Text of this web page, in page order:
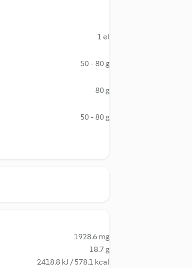
1 el
50 - 80 g
80 g
50 - 80 g
1928.6 mg
18.7 g
2418.8 kJ / 578.1 kcal